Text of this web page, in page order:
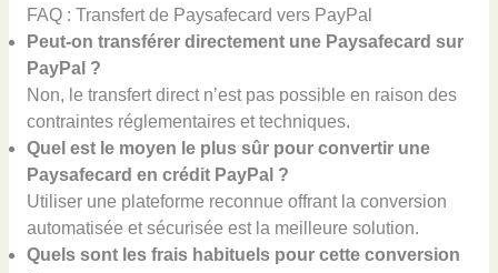
FAQ : Transfert de Paysafecard vers PayPal
Peut-on transférer directement une Paysafecard sur
PayPal ?
Non, le transfert direct n’est pas possible en raison des
contraintes réglementaires et techniques.
Quel est le moyen le plus sûr pour convertir une
Paysafecard en crédit PayPal ?
Utiliser une plateforme reconnue offrant la conversion
automatisée et sécurisée est la meilleure solution.
Quels sont les frais habituels pour cette conversion